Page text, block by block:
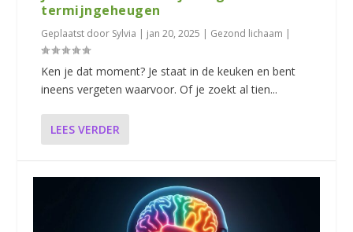
termijngeheugen
Geplaatst door Sylvia | jan 20, 2025 | Gezond lichaam |
Ken je dat moment? Je staat in de keuken en bent
ineens vergeten waarvoor. Of je zoekt al tien...
LEES VERDER